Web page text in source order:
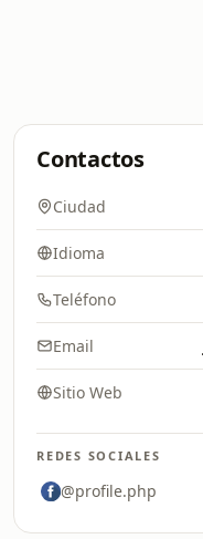
Contactos
Ciudad
Idioma
Teléfono
Email
Sitio Web
REDES SOCIALES
@profile.php